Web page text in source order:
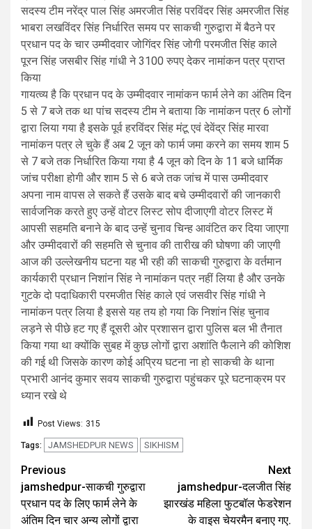
सदस्य टीम नरेंद्र पाल सिंह अमरजीत सिंह परविंदर सिंह अमरजीत सिंह
भाबरा लखविंदर सिंह निर्धारित समय पर साकची गुरुद्वारा में बैठने पर
प्रधान पद के चार उम्मीदवार जोगिंदर सिंह जोगी परमजीत सिंह काले
पूरन सिंह जसबीर सिंह गांधी ने 3100 रुपए देकर नामांकन पत्र प्राप्त
किया
गायत्व्य है कि प्रधान पद के उम्मीदवार नामांकन फार्म लेने का अंतिम दिन
5 से 7 बजे तक था पांच सदस्य टीम ने बताया कि नामांकन पत्र 6 लोगों
द्वारा लिया गया है इसके पूर्व हरविंदर सिंह मंटू एवं देवेंद्र सिंह मारवा
नामांकन पत्र ले चुके हैं अब 2 जून को फार्म जमा करने का समय शाम 5
से 7 बजे तक निर्धारित किया गया है 4 जून को दिन के 11 बजे धार्मिक
जांच परीक्षा होगी और शाम 5 से 6 बजे तक जांच में पास उम्मीदवार
अपना नाम वापस ले सकते हैं उसके बाद बचे उम्मीदवारों की जानकारी
सार्वजनिक करते हुए उन्हें वोटर लिस्ट सोप दीजाएगी वोटर लिस्ट में
आपसी सहमति बनाने के बाद उन्हें चुनाव चिन्ह आवंटित कर दिया जाएगा
और उम्मीदवारों की सहमति से चुनाव की तारीख की घोषणा की जाएगी
आज की उल्लेखनीय घटना यह भी रही की साकची गुरुद्वारा के वर्तमान
कार्यकारी प्रधान निशांन सिंह ने नामांकन पत्र नहीं लिया है और उनके
गुटके दो पदाधिकारी परमजीत सिंह काले एवं जसवीर सिंह गांधी ने
नामांकन पत्र लिया है इससे यह तय हो गया कि निशांन सिंह चुनाव
लड़ने से पीछे हट गए हैं दूसरी ओर प्रशासन द्वारा पुलिस बल भी तैनात
किया गया था क्योंकि सुबह में कुछ लोगों द्वारा अशांति फैलाने की कोशिश
की गई थी जिसके कारण कोई अप्रिय घटना ना हो साकची के थाना
प्रभारी आनंद कुमार सवय साकची गुरुद्वारा पहुंचकर पूरे घटनाक्रम पर
ध्यान रखे थे
Post Views: 315
Tags: JAMSHEDPUR NEWS SIKHISM
Previous
jamshedpur-साकची गुरुद्वारा
प्रधान पद के लिए फार्म लेने के
अंतिम दिन चार अन्य लोगों द्वारा
Next
jamshedpur-दलजीत सिंह
झारखंड महिला फुटबॉल फेडरेशन
के वाइस चेयरमैन बनाए गए.